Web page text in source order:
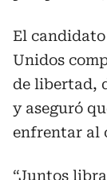
El
Unidos
de libertad,
y aseguró
enfrentar al
“Juntos